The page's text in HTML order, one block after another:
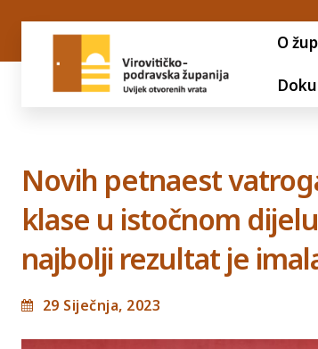
O
Novih petnaest
klase u istočnom
najbolji rezultat je
29 Siječnja, 2023